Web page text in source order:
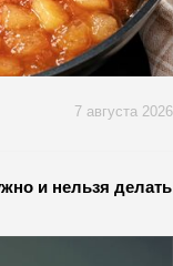
7 августа 2026
и нельзя делать